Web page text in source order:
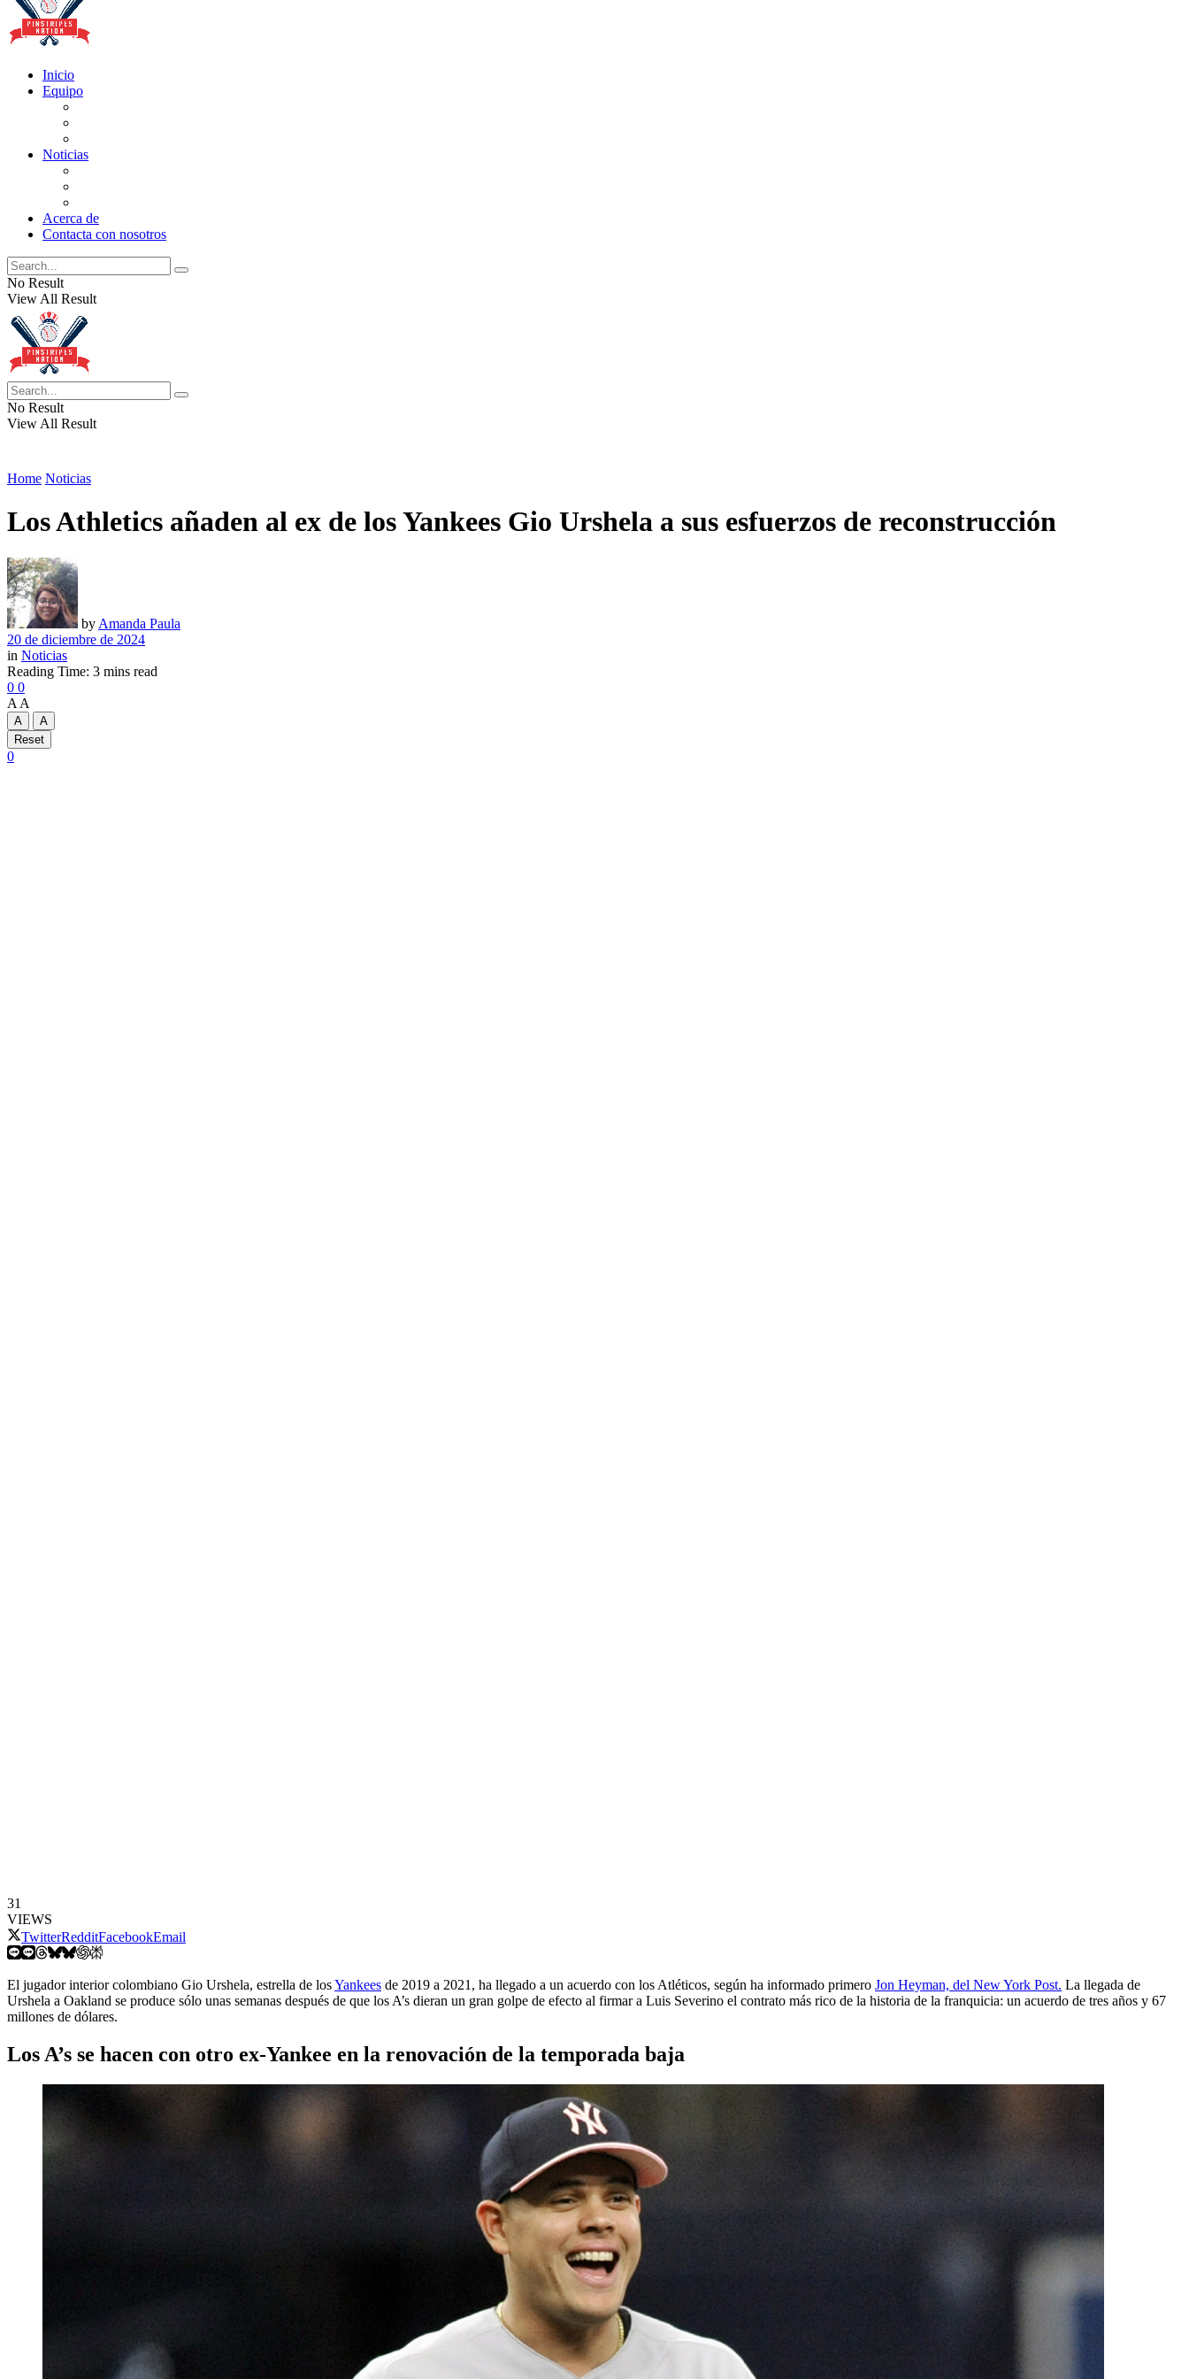
to
Inicio
Equipo
Noticias
Acerca de
Contacta con nosotros
No Result
View All Result
No Result
View All Result
Home Noticias
Los Athletics añaden al ex de los Yankees Gio Urshela a sus esfuerzos de reconstrucción
by Amanda Paula
20 de diciembre de 2024
in Noticias
Reading Time: 3 mins read
0 0
A A
A
A
Reset
0
31
VIEWS
TwitterRedditFacebookEmail
El jugador interior colombiano Gio Urshela, estrella de losYankees de 2019 a 2021, ha llegado a un acuerdo con los Atléticos, según ha informado primero Jon Heyman, del New York Post. La llegada de
Urshela a Oakland se produce sólo unas semanas después de que los A’s dieran un gran golpe de efecto al firmar a Luis Severino el contrato más rico de la historia de la franquicia: un acuerdo de tres años y 67
millones de dólares.
Los A’s se hacen con otro ex-Yankee en la renovación de la temporada baja